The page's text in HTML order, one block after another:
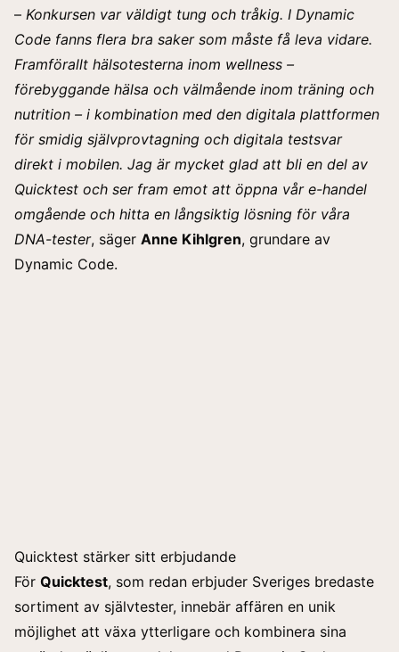
– Konkursen var väldigt tung och tråkig. I Dynamic
Code fanns flera bra saker som måste få leva vidare.
Framförallt hälsotesterna inom wellness –
förebyggande hälsa och välmående inom träning och
nutrition – i kombination med den digitala plattformen
för smidig självprovtagning och digitala testsvar
direkt i mobilen. Jag är mycket glad att bli en del av
Quicktest och ser fram emot att öppna vår e-handel
omgående och hitta en långsiktig lösning för våra
DNA-tester, säger Anne Kihlgren, grundare av
Dynamic Code.
Quicktest stärker sitt erbjudande
För Quicktest, som redan erbjuder Sveriges bredaste
sortiment av självtester, innebär affären en unik
möjlighet att växa ytterligare och kombinera sina